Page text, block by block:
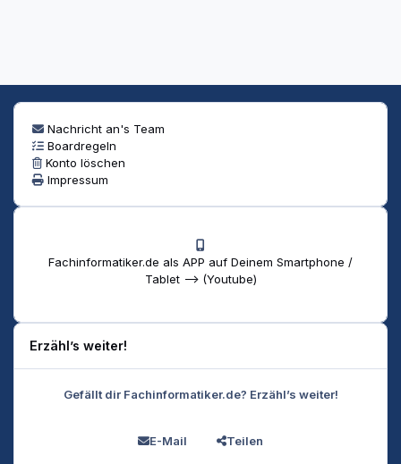
Nachricht an's Team
Boardregeln
Konto löschen
Impressum
Fachinformatiker.de als APP auf Deinem Smartphone /
Tablet --> (Youtube)
Erzähl’s weiter!
Gefällt dir Fachinformatiker.de? Erzähl’s weiter!
E-Mail Teilen